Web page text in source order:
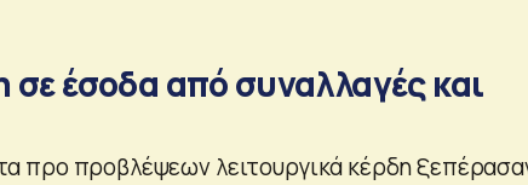
σε έσοδα από συναλλαγές και
προ προβλέψεων λειτουργικά κέρδη